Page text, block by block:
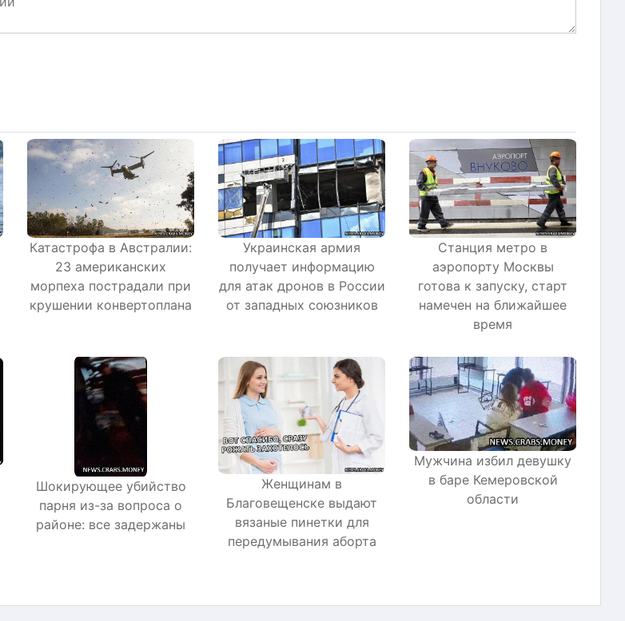
Катастрофа в Австралии:
23 американских
морпеха пострадали при
крушении конвертоплана
Украинская армия
получает информацию
для атак дронов в России
от западных союзников
Станция метро в
аэропорту Москвы
готова к запуску, старт
намечен на ближайшее
время
Шокирующее убийство
парня из-за вопроса о
районе: все задержаны
Женщинам в
Благовещенске выдают
вязаные пинетки для
передумывания аборта
Мужчина избил девушку
в баре Кемеровской
области